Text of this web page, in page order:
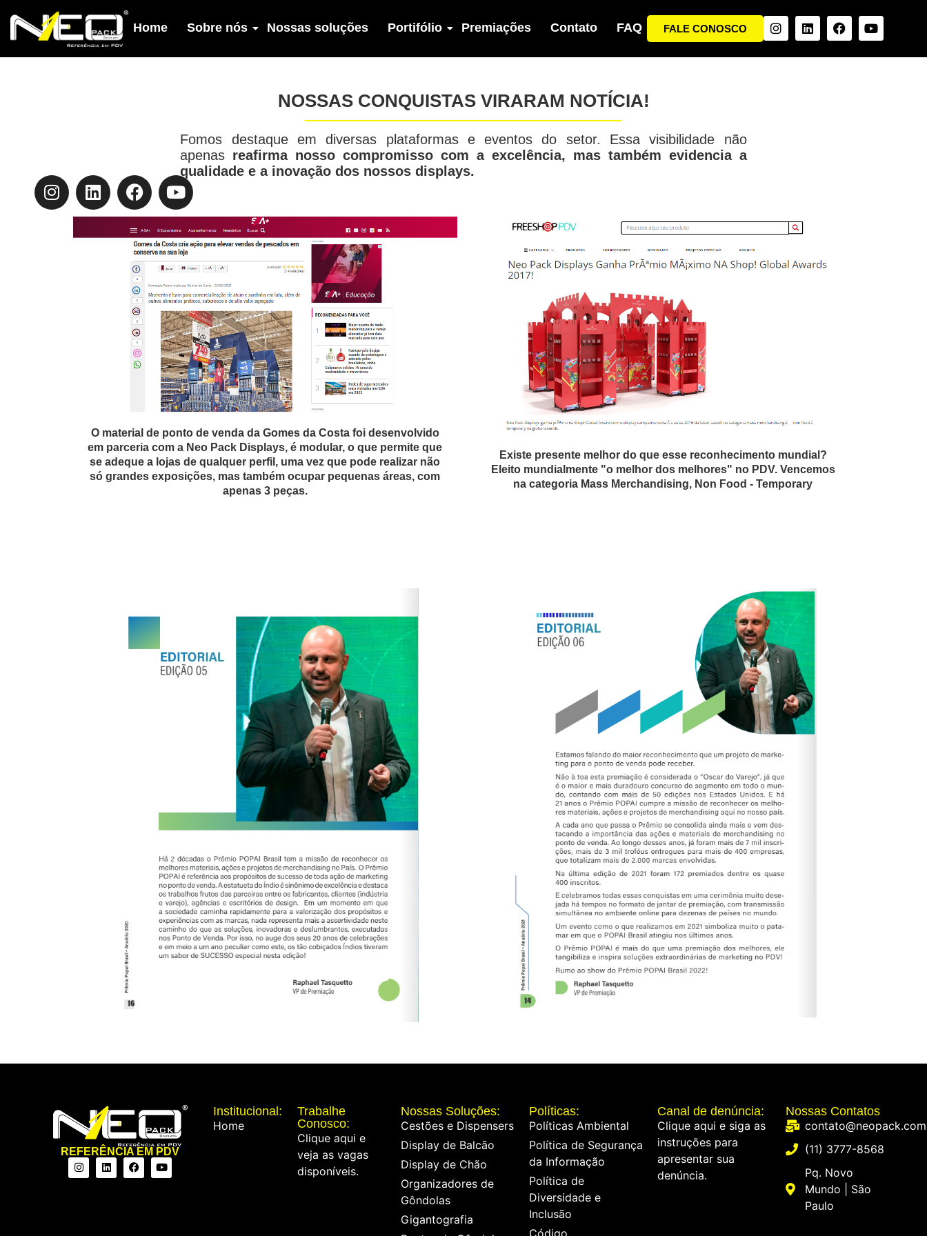
Home Sobre nós Nossas soluções Portifólio Premiações Contato FAQ FALE CONOSCO
NOSSAS CONQUISTAS VIRARAM NOTÍCIA!
Fomos destaque em diversas plataformas e eventos do setor. Essa visibilidade não
apenas reafirma nosso compromisso com a excelência, mas também evidencia a
qualidade e a inovação dos nossos displays.
O material de ponto de venda da Gomes da Costa foi desenvolvido
em parceria com a Neo Pack Displays, é modular, o que permite que
se adeque a lojas de qualquer perfil, uma vez que pode realizar não
só grandes exposições, mas também ocupar pequenas áreas, com
apenas 3 peças.
Existe presente melhor do que esse reconhecimento mundial?
Eleito mundialmente "o melhor dos melhores" no PDV. Vencemos
na categoria Mass Merchandising, Non Food - Temporary
REFERÊNCIA EM PDV
Institucional:
Home
Trabalhe
Conosco:
Clique aqui e
veja as vagas
disponíveis.
Nossas Soluções:
Cestões e Dispensers
Display de Balcão
Display de Chão
Organizadores de
Gôndolas
Gigantografia
Políticas:
Políticas Ambiental
Política de Segurança
da Informação
Política de
Diversidade e
Inclusão
Código
Canal de denúncia:
Clique aqui e siga as
instruções para
apresentar sua
denúncia.
Nossas Contatos
(11) 3777-8568
Pq. Novo
Mundo | São
Paulo